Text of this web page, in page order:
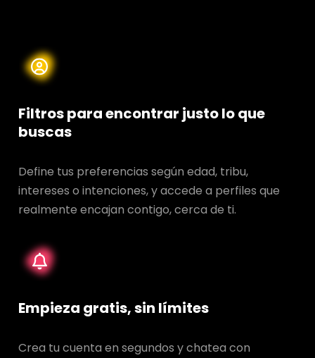
Filtros para encontrar justo lo que
buscas
Define tus preferencias según edad, tribu,
intereses o intenciones, y accede a perfiles que
realmente encajan contigo, cerca de ti.
Empieza gratis, sin límites
Crea tu cuenta en segundos y chatea con